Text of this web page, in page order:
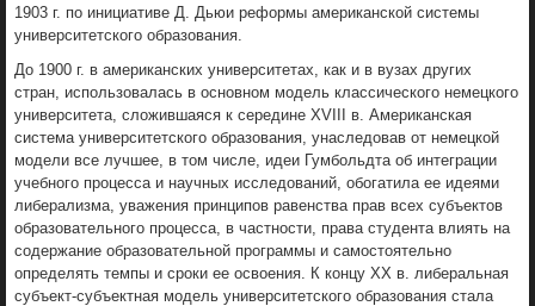
1903 г. по инициативе Д. Дьюи реформы американской системы
университетского образования.
До 1900 г. в американских университетах, как и в вузах других
стран, использовалась в основном модель классического немецкого
университета, сложившаяся к середине ХVIII в. Американская
система университетского образования, унаследовав от немецкой
модели все лучшее, в том числе, идеи Гумбольдта об интеграции
учебного процесса и научных исследований, обогатила ее идеями
либерализма, уважения принципов равенства прав всех субъектов
образовательного процесса, в частности, права студента влиять на
содержание образовательной программы и самостоятельно
определять темпы и сроки ее освоения. К концу ХХ в. либеральная
субъект-субъектная модель университетского образования стала